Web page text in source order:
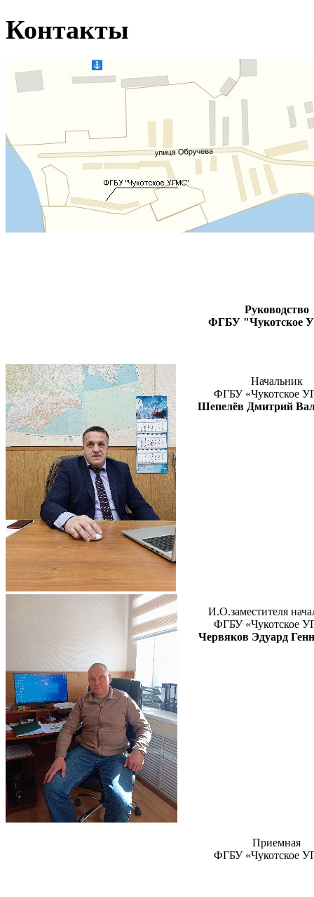
Контакты
Руководство
ФГБУ "Чукотское
Начальник
ФГБУ «Чукотское
Шепелёв Дмитрий
И.О.заместителя
ФГБУ «Чукотское
Червяков Эдуард
Приемная
ФГБУ «Чукотское